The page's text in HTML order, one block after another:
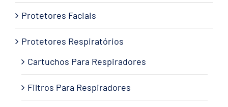
Protetores Faciais
Protetores Respiratórios
Cartuchos Para Respiradores
Filtros Para Respiradores